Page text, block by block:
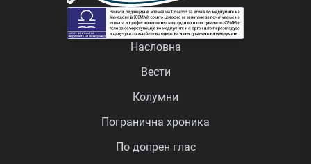
Насловна
Вести
Колумни
Погранична хроника
По допрен глас